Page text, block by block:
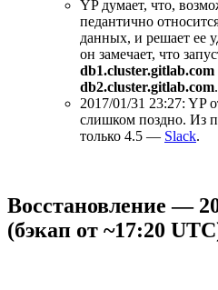
YP думает, что,
педантично
данных, и решает ее
он замечает, что
db1.cluster.gitlab.com
db2.cluster.gitlab.com.
2017/01/31 23:27: YP
слишком поздно. Из
только 4.5 — Slack.
Восстановление —
(бэкап от ~17:20